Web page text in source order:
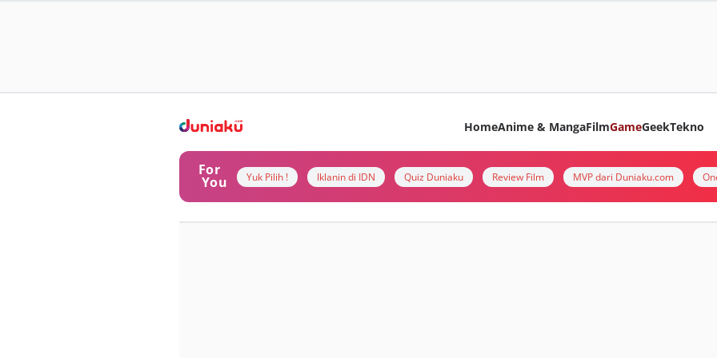
HomeAnime & MangaFilmGameGeekTekno
For
You Yuk Pilih ! Iklanin di IDN Quiz Duniaku Review Film MVP dari Duniaku.com